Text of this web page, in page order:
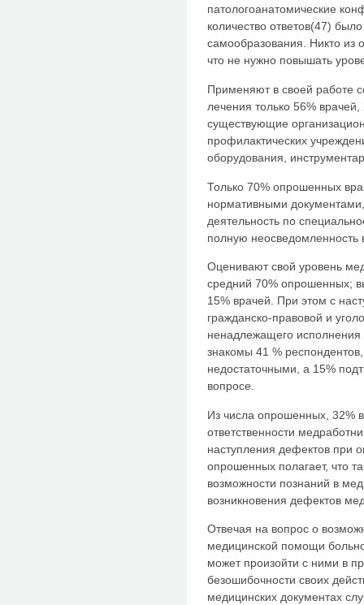
патологоанатомические
количество ответов(47)
самообразования. Никто из
что не нужно повышать
Применяют в своей работе
лечения только 56%
существующие
профилактических
оборудования,
Только 70% опрошенных
нормативными
деятельность по
полную неосведомленность
Оценивают свой уровень
средний 70% опрошенных;
15% врачей. При этом с
гражданско-правовой и
ненадлежащего
знакомы 41 %
недостаточными, а 15%
вопросе.
Из числа опрошенных, 32%
ответственности
наступления дефектов при
опрошенных полагает, что
возможности познаний в
возникновения дефектов
Отвечая на вопрос о
медицинской помощи
может произойти с ними в
безошибочности своих
медицинских документах